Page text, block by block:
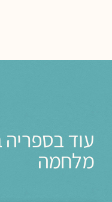
עוד בספריה
מלחמה